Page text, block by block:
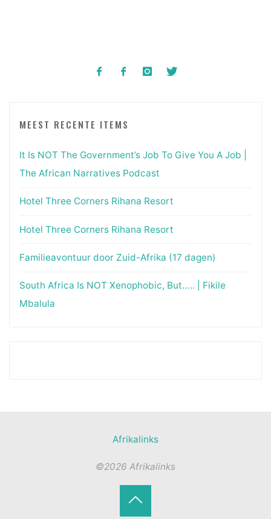
MEEST RECENTE ITEMS
It Is NOT The Government’s Job To Give You A Job |
The African Narratives Podcast
Hotel Three Corners Rihana Resort
Hotel Three Corners Rihana Resort
Familieavontuur door Zuid-Afrika (17 dagen)
South Africa Is NOT Xenophobic, But….. | Fikile
Mbalula
Afrikalinks
©2026 Afrikalinks